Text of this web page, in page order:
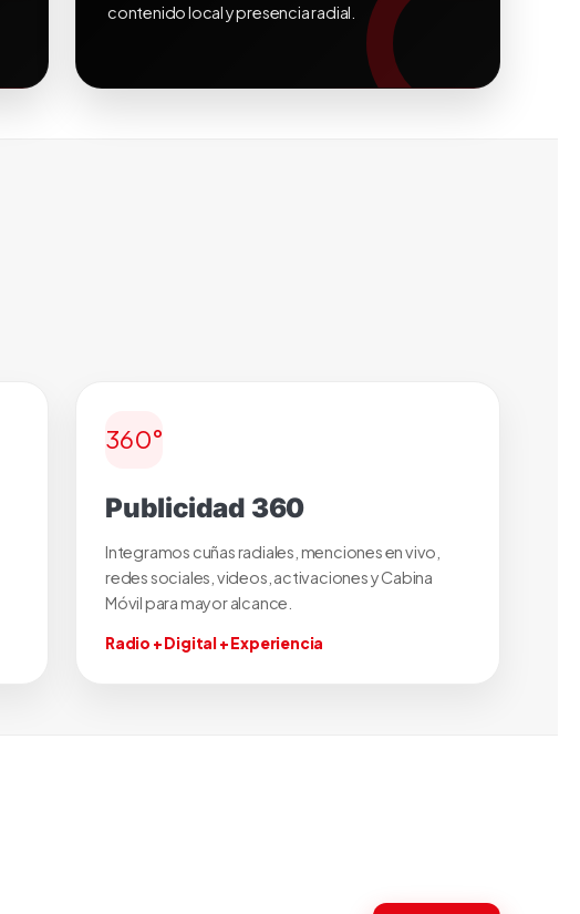
contenido local y presencia radial.
360°
Publicidad 360
Integramos cuñas radiales, menciones en vivo,
redes sociales, videos, activaciones y Cabina
Móvil para mayor alcance.
Radio + Digital + Experiencia